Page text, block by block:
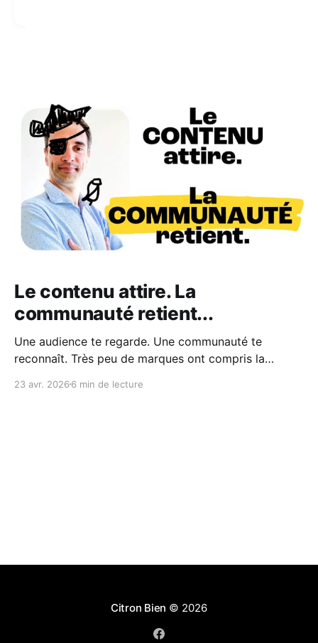
Le contenu attire. La
communauté retient...
Une audience te regarde. Une communauté te
reconnaît. Très peu de marques ont compris la
23 avr. 2026 6 min de lecture
Citron Bien © 2026